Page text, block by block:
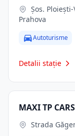
Prahova
Autoturisme
Detalii stație
MAXI TP
Strada